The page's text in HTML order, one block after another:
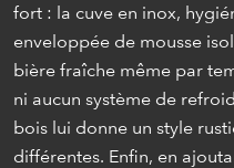
fort : la cuve en inox,
enveloppée de mousse
bière fraîche même par
ni aucun système de
bois lui donne un style
différentes. Enfin, en